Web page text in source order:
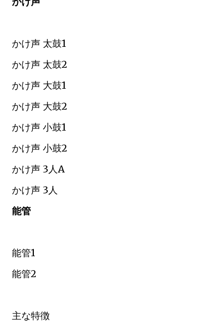
かけ声 太鼓1
かけ声 太鼓2
かけ声 大鼓1
かけ声 大鼓2
かけ声 小鼓1
かけ声 小鼓2
かけ声 3人A
かけ声 3人
能管
能管1
能管2
主な特徴